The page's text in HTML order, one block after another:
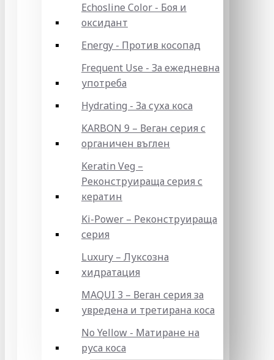
Echosline Color - Боя и
оксидант
Energy - Против косопад
Frequent Use - За ежедневна
употреба
Hydrating - За суха коса
KARBON 9 – Веган серия с
органичен въглен
Keratin Veg –
Реконструираща серия с
кератин
Ki-Power – Реконструираща
серия
Luxury – Луксозна
хидратация
MAQUI 3 – Веган серия за
увредена и третирана коса
No Yellow - Матиране на
руса коса